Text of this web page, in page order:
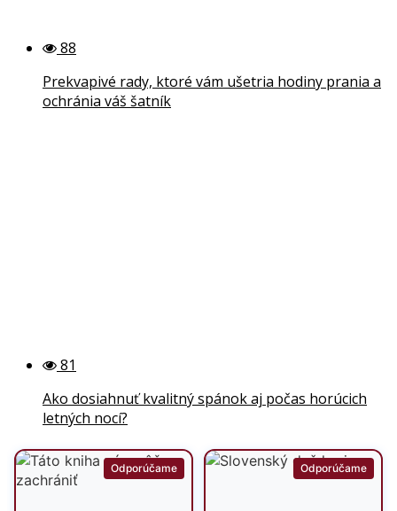
88
Prekvapivé rady, ktoré vám ušetria hodiny prania a
ochránia váš šatník
81
Ako dosiahnuť kvalitný spánok aj počas horúcich
letných nocí?